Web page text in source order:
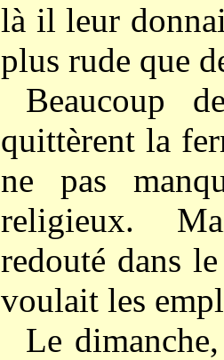
là il leur
plus rude que
Beaucoup
quittèrent la
ne pas
religieux.
redouté dans
voulait les
Le